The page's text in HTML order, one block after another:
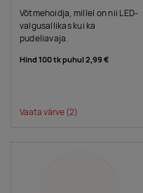
Võtmehoidja, millel on nii LED-
valgusallikas kui ka
pudeliavaja.
Hind 100 tk puhul2,99 €
Vaata värve(2)